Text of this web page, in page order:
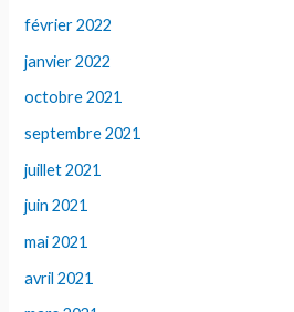
février 2022
janvier 2022
octobre 2021
septembre 2021
juillet 2021
juin 2021
mai 2021
avril 2021